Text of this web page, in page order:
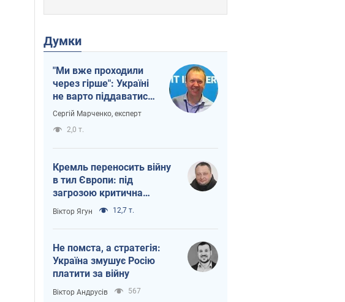
Думки
"Ми вже проходили
через гірше": Україні
не варто піддаватися
зневірі через
Сергій Марченко, експерт
2,0 т.
Кремль переносить війну
в тил Європи: під
загрозою критична
логістика
Віктор Ягун 12,7 т.
Не помста, а стратегія:
Україна змушує Росію
платити за війну
Віктор Андрусів 567